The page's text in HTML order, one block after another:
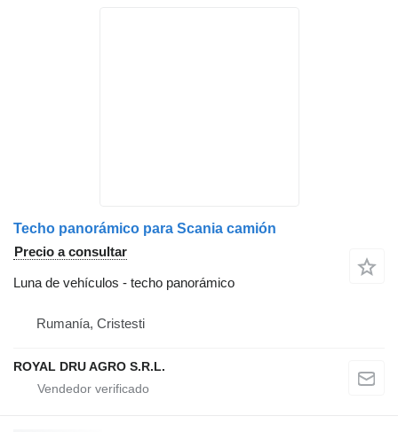
Techo panorámico para Scania camión
Precio a consultar
Luna de vehículos - techo panorámico
Rumanía, Cristesti
ROYAL DRU AGRO S.R.L.